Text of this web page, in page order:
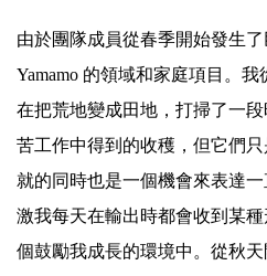
由於團隊成員從春季開始發生
Yamamo 的領域和家庭項目。
在把荒地變成田地，打掃了一
苦工作中得到的收穫，但它們
就的同時也是一個機會來表達
激我每天在輸出時都會收到某
個鼓勵我成長的環境中。從秋